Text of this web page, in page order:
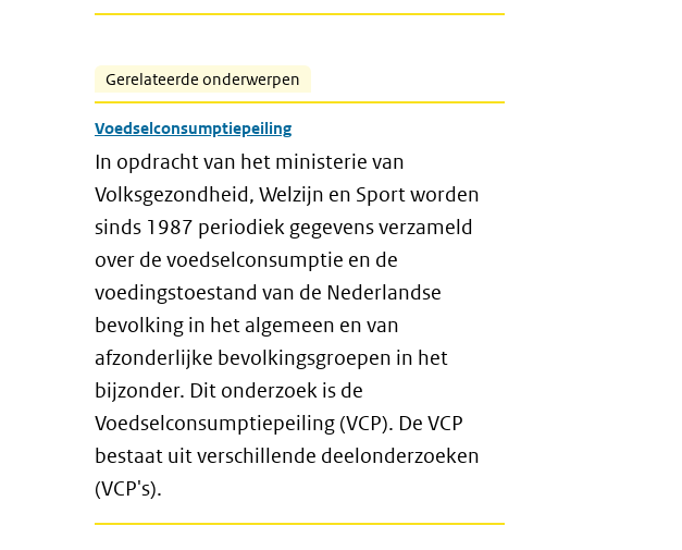
Gerelateerde onderwerpen
Voedselconsumptiepeiling
In opdracht van het ministerie van
Volksgezondheid, Welzijn en Sport worden
sinds 1987 periodiek gegevens verzameld
over de voedselconsumptie en de
voedingstoestand van de Nederlandse
bevolking in het algemeen en van
afzonderlijke bevolkingsgroepen in het
bijzonder. Dit onderzoek is de
Voedselconsumptiepeiling (VCP). De VCP
bestaat uit verschillende deelonderzoeken
(VCP's).